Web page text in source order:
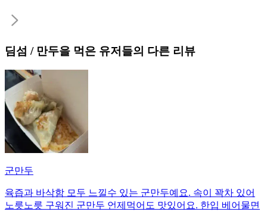
딤섬 / 만두을 먹은 유저들의 다른 리뷰
군만두
육즙과 바삭함 모두 느낄수 있는 군만두예요. 속이 꽉차 있어
노릇노릇 구워진 군만두 언제먹어도 맛있어요. 한입 베어물면